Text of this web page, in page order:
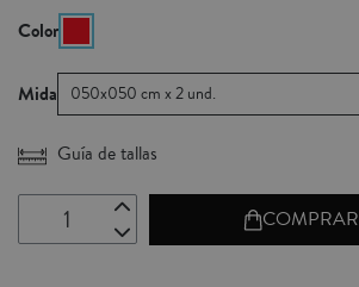
Color
Mida 050x050 cm x 2 und.
Guía de tallas
COMPRAR